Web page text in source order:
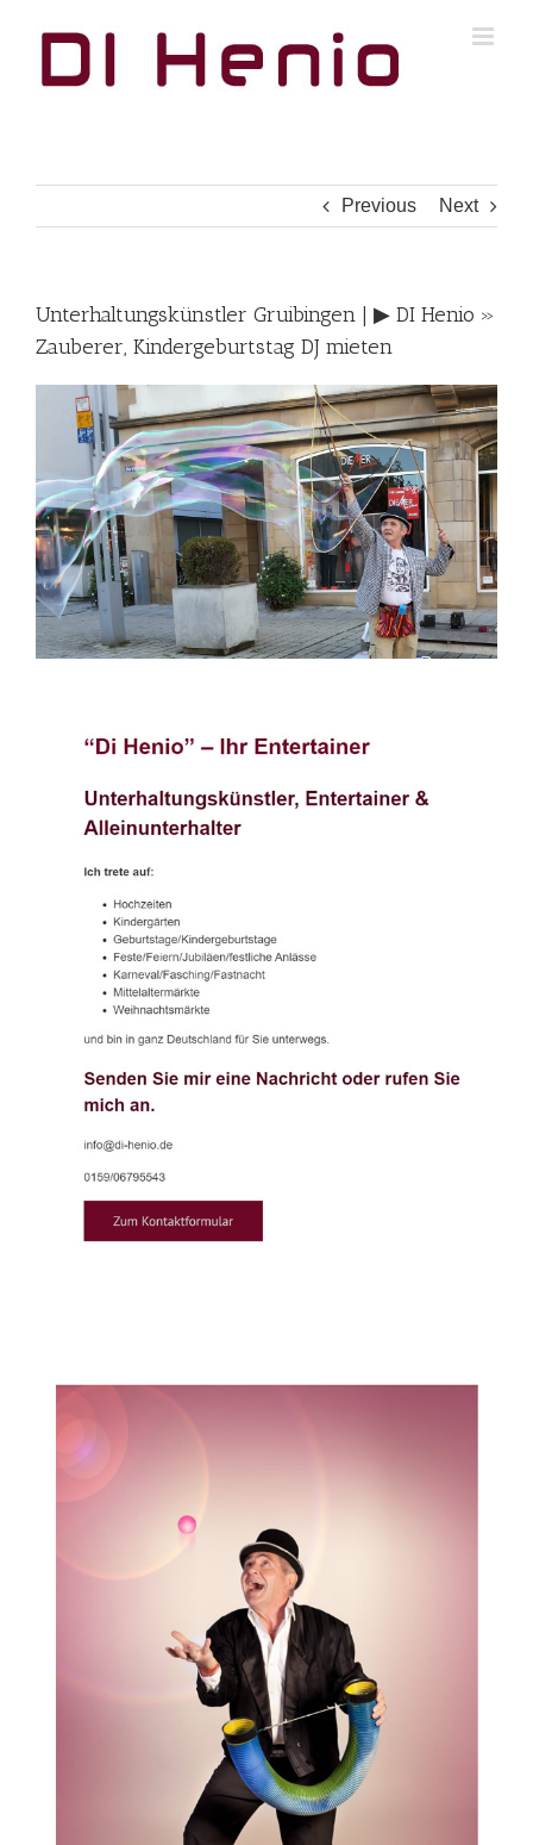
Previous Next
Unterhaltungskünstler Gruibingen | ▶︎ DI Henio »
Zauberer, Kindergeburtstag DJ mieten